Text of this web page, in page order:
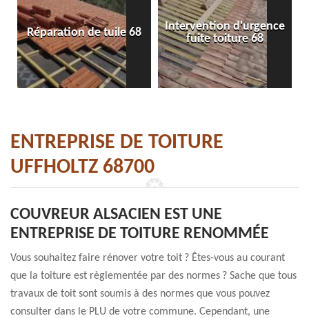
Réparation de tuile 68
Intervention d'urgence
fuite toiture 68
ENTREPRISE DE TOITURE
UFFHOLTZ 68700
COUVREUR ALSACIEN EST UNE
ENTREPRISE DE TOITURE RENOMMÉE
Vous souhaitez faire rénover votre toit ? Êtes-vous au courant
que la toiture est règlementée par des normes ? Sache que tous
travaux de toit sont soumis à des normes que vous pouvez
consulter dans le PLU de votre commune. Cependant, une